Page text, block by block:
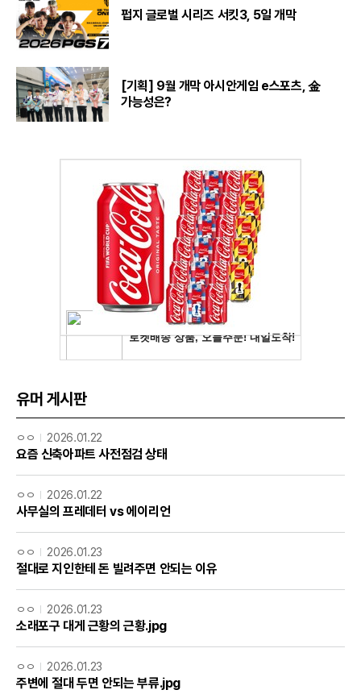
펍지 글로벌 시리즈 서킷3, 5일 개막
[기획] 9월 개막 아시안게임 e스포츠, 金
가능성은?
유머 게시판
ㅇㅇ 2026.01.22
요즘 신축아파트 사전점검 상태
ㅇㅇ 2026.01.22
사무실의 프레데터 vs 에이리언
ㅇㅇ 2026.01.23
절대로 지인한테 돈 빌려주면 안되는 이유
ㅇㅇ 2026.01.23
소래포구 대게 근황의 근황.jpg
ㅇㅇ 2026.01.23
주변에 절대 두면 안되는 부류.jpg